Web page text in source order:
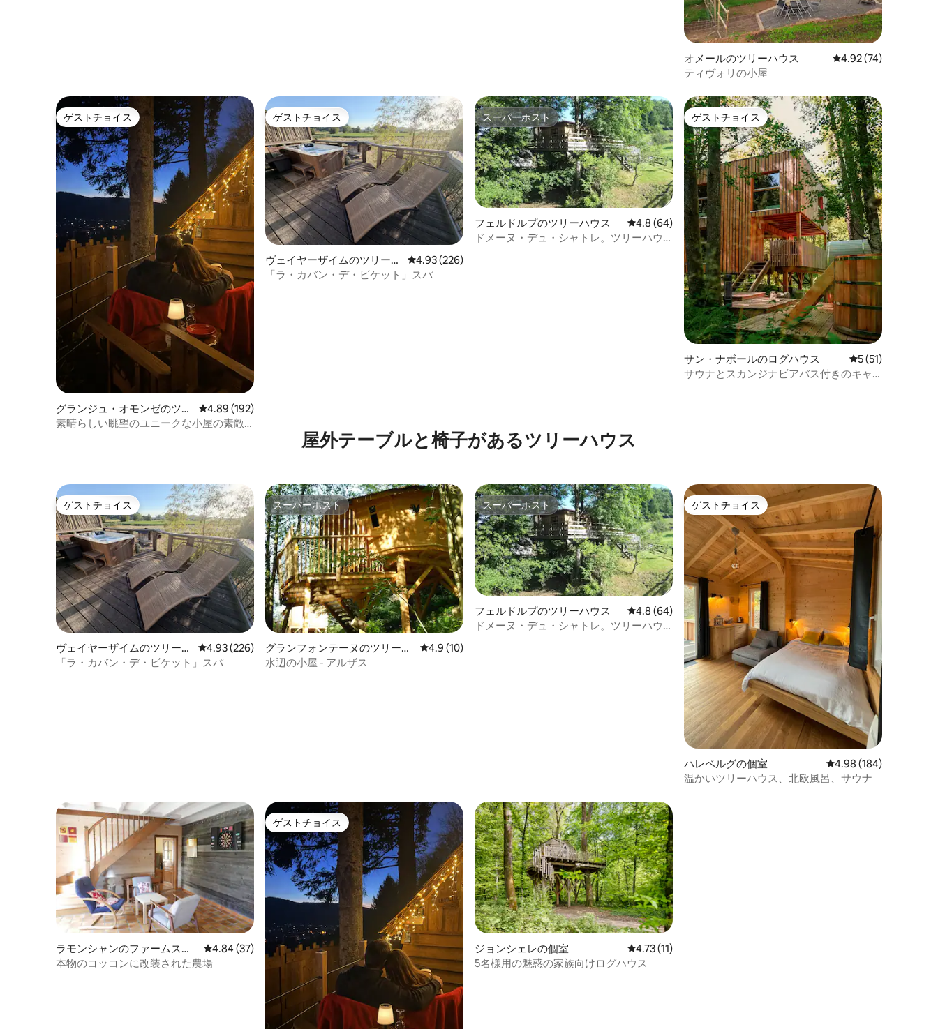
オメールのツリーハウス レビュー74件、5つ
4.92 (74)
ティヴォリの小屋
ゲストチョイス
ゲストチョイス
グランジュ・オモンゼのツリ
ーハウス
レビュー192件、5つ星中4.89つ星の平均評価
4.89 (192)
素晴らしい眺望のユニークな小屋の素敵
ゲストチョイス
ゲストチョイス
ヴェイヤーザイムのツリーハ
ウス
レビュー226件、5つ星中4.93つ星の平均評価
4.93 (226)
「ラ・カバン・デ・ビケット」スパ
スーパーホスト
スーパーホスト
フェルドルプのツリーハウス レビュー64件、5つ星中4.8つ星の平均評価
4.8 (64)
ドメーヌ・デュ・シャトレ。ツリーハウ
ゲストチョイス
ゲストチョイス
サン・ナボールのログハウス レビュー51件、5
5 (51)
サウナとスカンジナビアバス付きのキャ
屋外テーブルと椅子があるツリーハウス
ゲストチョイス
ゲストチョイス
ヴェイヤーザイムのツリーハ
ウス
レビュー226件、5つ星中4.93つ星の平均評価
4.93 (226)
「ラ・カバン・デ・ビケット」スパ
スーパーホスト
スーパーホスト
グランフォンテーヌのツリーハ
ウス
レビュー10件、5つ星中4.9つ星の平均評価
4.9 (10)
水辺の小屋 - アルザス
スーパーホスト
スーパーホスト
フェルドルプのツリーハウス レビュー64件、5つ星中4.8つ星の平均評価
4.8 (64)
ドメーヌ・デュ・シャトレ。ツリーハウ
ゲストチョイス
ゲストチョイス
ハレベルグの個室 レビュー184件、5つ
4.98 (184)
温かいツリーハウス、北欧風呂、サウナ
ラモンシャンのファームステ
イ
レビュー37件、5つ星中4.84つ星の平均評価
4.84 (37)
本物のコッコンに改装された農場
ゲストチョイス
ゲストチョイス
ジョンシェレの個室 レビュー11件、5つ星中4.73つ星の平均評価
4.73 (11)
5名様用の魅惑の家族向けログハウス